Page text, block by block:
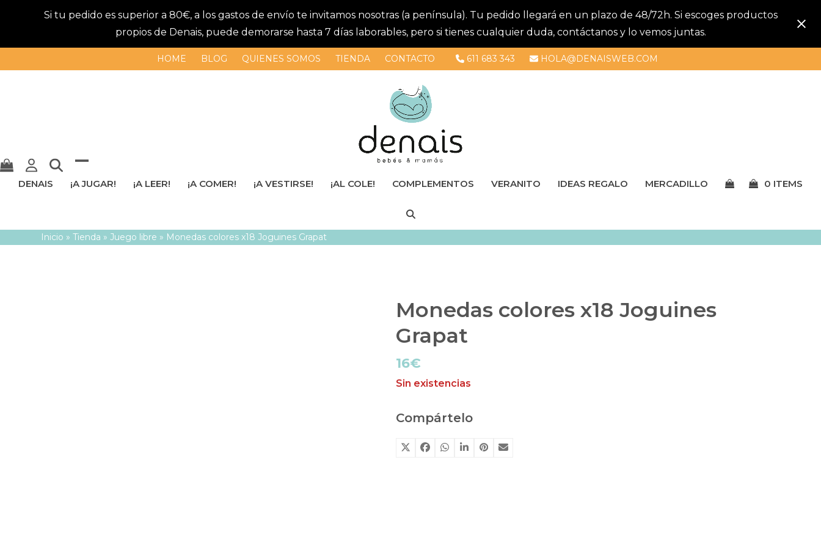
Si tu pedido es superior a 80€, a los gastos de envío te invitamos nosotras (a península). Tu pedido llegará en un plazo de 48/72h. Si escoges productos
propios de Denais, puede demorarse hasta 7 días laborables, pero si tienes cualquier duda, contáctanos y lo vemos juntas.
HOME BLOG QUIENES SOMOS TIENDA CONTACTO 611 683 343 HOLA@DENAISWEB.COM
Mostrar
menú
Cerrar
DENAIS ¡A JUGAR! ¡A LEER! ¡A COMER! ¡A VESTIRSE! ¡AL COLE! COMPLEMENTOS VERANITO IDEAS REGALO MERCADILLO 0 ITEMS
Inicio »Tienda »Juego libre » Monedas colores x18 Joguines Grapat
Monedas colores x18 Joguines
Grapat
16€
Sin existencias
Compártelo